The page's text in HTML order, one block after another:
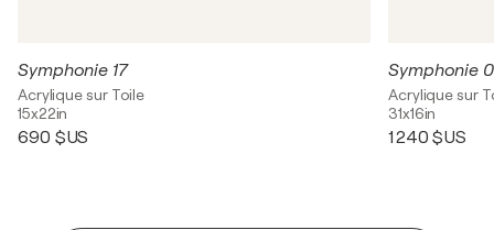
Symphonie 17
Acrylique sur Toile
15x22in
690 $US
Symphonie
Acrylique sur
31x16in
1 240 $US